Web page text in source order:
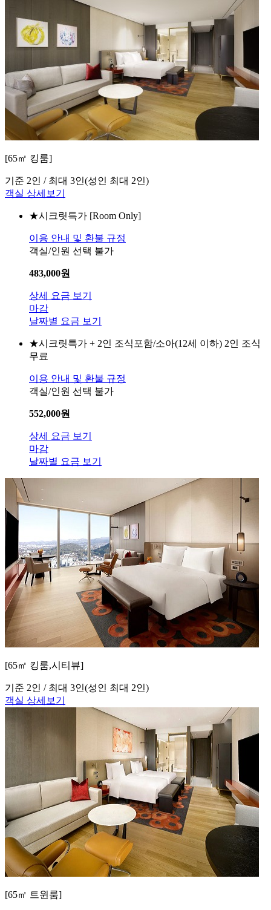
[65㎡ 킹룸]
기준 2인 / 최대 3인(성인 최대 2인)
객실 상세보기
★시크릿특가 [Room Only]
이용 안내 및 환불 규정
객실/인원 선택 불가
483,000원
상세 요금 보기
마감
날짜별 요금 보기
★시크릿특가 + 2인 조식포함/소아(12세 이하) 2인 조식
무료
이용 안내 및 환불 규정
객실/인원 선택 불가
552,000원
상세 요금 보기
마감
날짜별 요금 보기
[65㎡ 킹룸,시티뷰]
기준 2인 / 최대 3인(성인 최대 2인)
객실 상세보기
[65㎡ 트윈룸]